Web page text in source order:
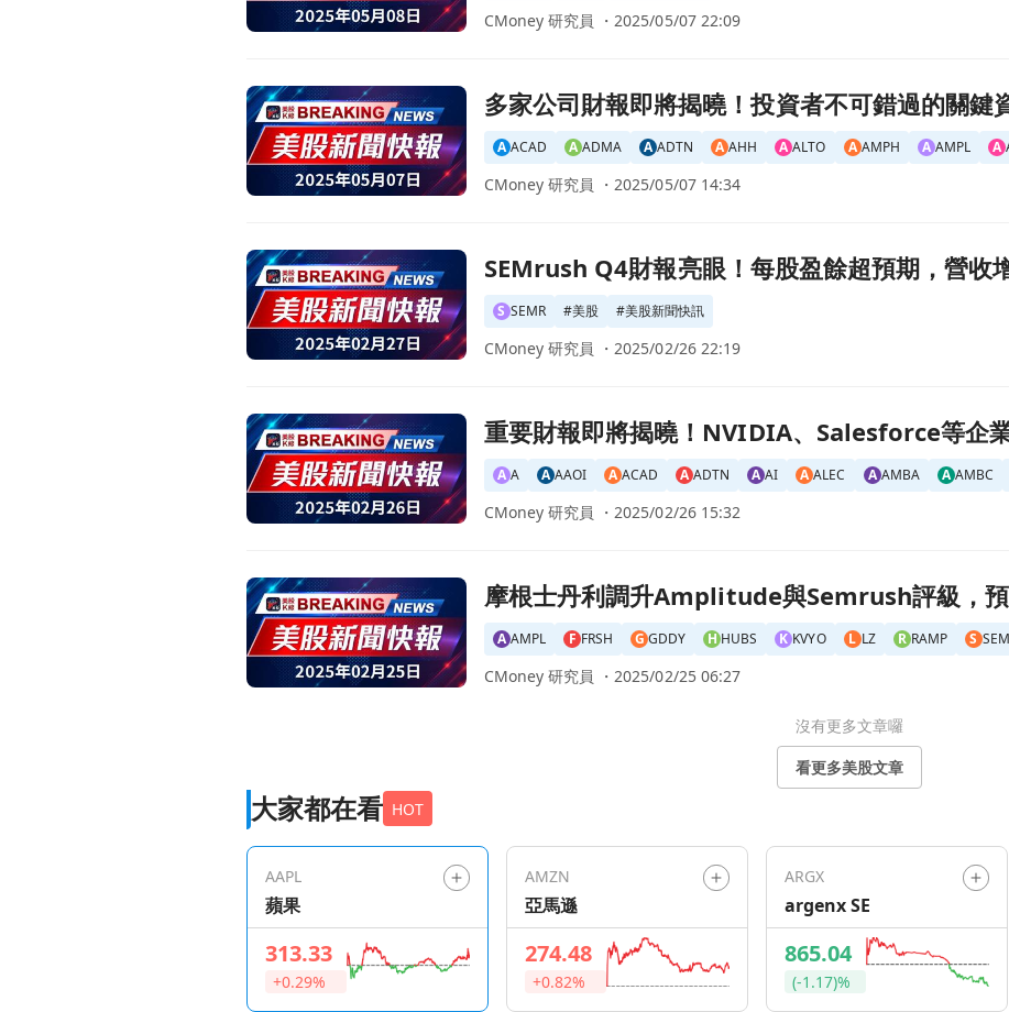
CMoney 研究員 ・2025/05/07 22:09
前往多家公司財報即將揭曉！投資者不可錯過的關鍵資料頁面多家公司財報即將揭曉！投資者不可錯過的關鍵
A ACAD A ADMA A ADTN A AHH A ALTO A AMPH A AMPL A
CMoney 研究員 ・2025/05/07 14:34
前往SEMrush Q4財報亮眼！每股盈餘超預期，營收增長23%頁面
SEMrush Q4財報亮眼！每股盈餘超預期，營收
S SEMR #美股 #美股新聞快訊
CMoney 研究員 ・2025/02/26 22:19
前往重要財報即將揭曉！NVIDIA、Salesforce等企業表現引發關注頁面
重要財報即將揭曉！NVIDIA、Salesforce等企
A A A AAOI A ACAD A ADTN A AI A ALEC A AMBA A AMBC
CMoney 研究員 ・2025/02/26 15:32
前往摩根士丹利調升Amplitude與Semrush評級，預示中小企業市場回暖！頁面
摩根士丹利調升Amplitude與Semrush評級，預
A AMPL F FRSH G GDDY H HUBS K KVYO L LZ R RAMP S
CMoney 研究員 ・2025/02/25 06:27
沒有更多文章囉
看更多美股文章
大家都在看 HOT
AAPL
蘋果
313.33
+0.29%
AMZN
亞馬遜
274.48
+0.82%
ARGX
argenx SE
865.04
(-1.17)%